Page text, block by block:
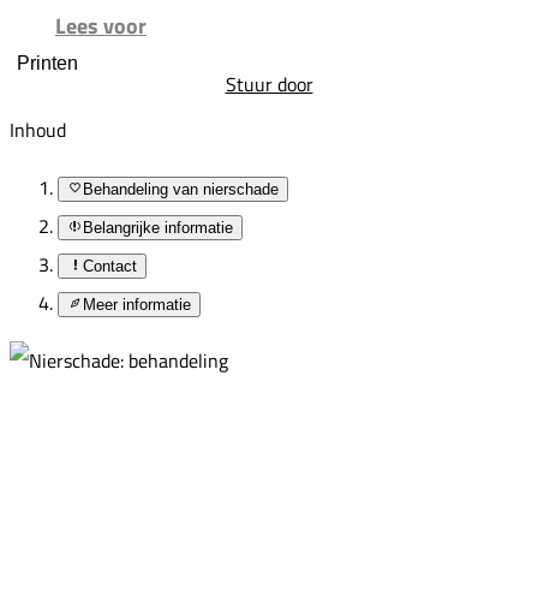
Lees voor
Printen
Stuur door
Inhoud
Behandeling van nierschade
Belangrijke informatie
Contact
Meer informatie